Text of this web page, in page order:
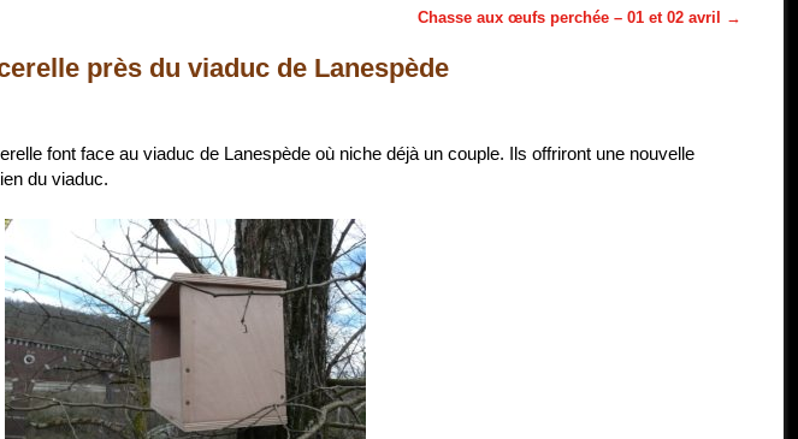
Chasse aux œufs perchée – 01 et 02 avril →
près du viaduc de Lanespède
font face au viaduc de Lanespède où niche déjà un couple. Ils offriront une nouvelle
du viaduc.